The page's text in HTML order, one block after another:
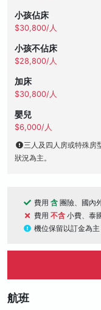
小孩佔床
$30,800/人
小孩不佔床
$28,800/人
加床
$30,800/人
嬰兒
$6,000/人
三人及四人房或特殊房
狀況為主。
費用 含 團險、國內
費用 不含 小費、泰
機位保留以訂金為
航班